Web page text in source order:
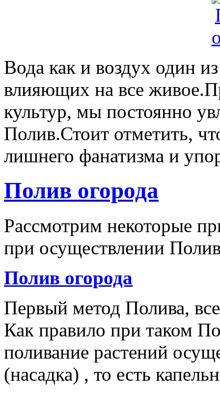
Вода как и воздух один
влияющих на все
культур, мы постоянно
Полив.Стоит отметить,
лишнего фанатизма и
Полив огорода
Рассмотрим некоторые
при осуществлении
Полив огорода
Первый метод Полива,
Как правило при таком
поливание растений
(насадка) , то есть